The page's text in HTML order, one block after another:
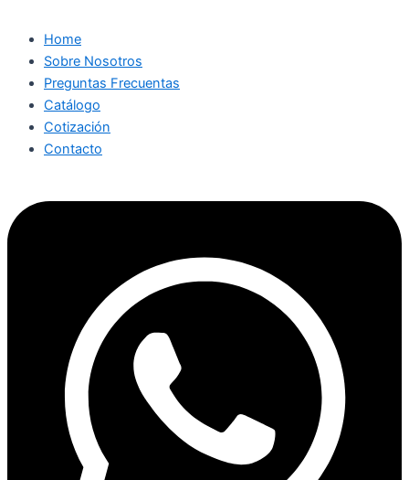
Home
Sobre Nosotros
Preguntas Frecuentas
Catálogo
Cotización
Contacto